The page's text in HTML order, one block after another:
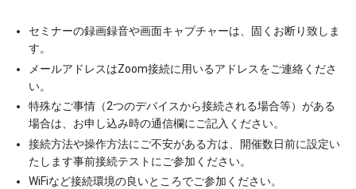
セミナーの録画録音や画面キャプチャーは、固くお断り致しま
す。
メールアドレスはZoom接続に用いるアドレスをご連絡くださ
い。
特殊なご事情（2つのデバイスから接続される場合等）がある
場合は、お申し込み時の通信欄にご記入ください。
接続方法や操作方法にご不安がある方は、開催数日前に設定い
たします事前接続テストにご参加ください。
WiFiなど接続環境の良いところでご参加ください。